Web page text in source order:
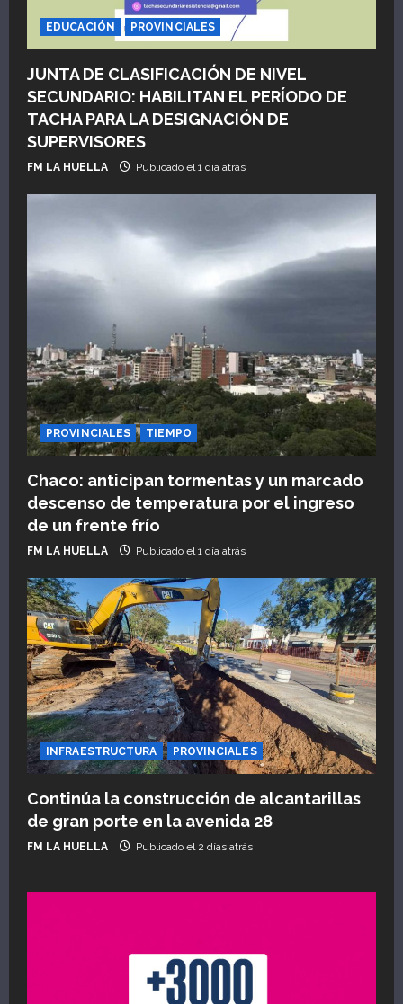
r
a
d
a
EDUCACIÓN PROVINCIALES
JUNTA DE CLASIFICACIÓN DE NIVEL
SECUNDARIO: HABILITAN EL PERÍODO DE
TACHA PARA LA DESIGNACIÓN DE
SUPERVISORES
FM LA HUELLA Publicado el 1 día atrás
PROVINCIALES TIEMPO
Chaco: anticipan tormentas y un marcado
descenso de temperatura por el ingreso
de un frente frío
FM LA HUELLA Publicado el 1 día atrás
INFRAESTRUCTURA PROVINCIALES
Continúa la construcción de alcantarillas
de gran porte en la avenida 28
FM LA HUELLA Publicado el 2 días atrás